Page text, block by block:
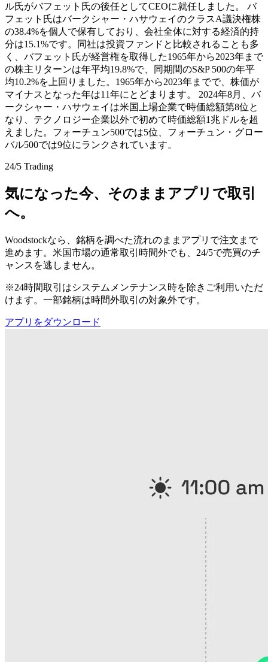
ル氏がバフェット氏の後任としてCEOに就任しました。 バ
フェット氏はバークシャー・ハサウェイのクラスA議決権株
の38.4%を個人で保有しており、会社全体に対する経済的持
分は15.1%です。同社は投資ファンドと比較されることも多
く、バフェット氏が経営権を取得した1965年から2023年まで
の株主リターンは年平均19.8%で、同期間のS&P 500の年平
均10.2%を上回りました。1965年から2023年までで、株価が
マイナスとなった年は11年にとどまります。 2024年8月、バ
ークシャー・ハサウェイは米国上場企業で時価総額第8位と
なり、テクノロジー企業以外で初めて時価総額1兆ドルを超
えました。フォーチュン500では5位、フォーチュン・グロー
バル500では9位にランクされています。
24/5 Trading
気になった今、そのままアプリで取引
へ。
Woodstockなら、銘柄を調べた流れのままアプリで注文まで
進めます。米国市場の通常取引時間外でも、24/5で売買のチ
ャンスを逃しません。
※24時間取引はシステムメンテナンス時を除きご利用いただ
けます。一部銘柄は時間外取引の対象外です。
アプリをダウンロード